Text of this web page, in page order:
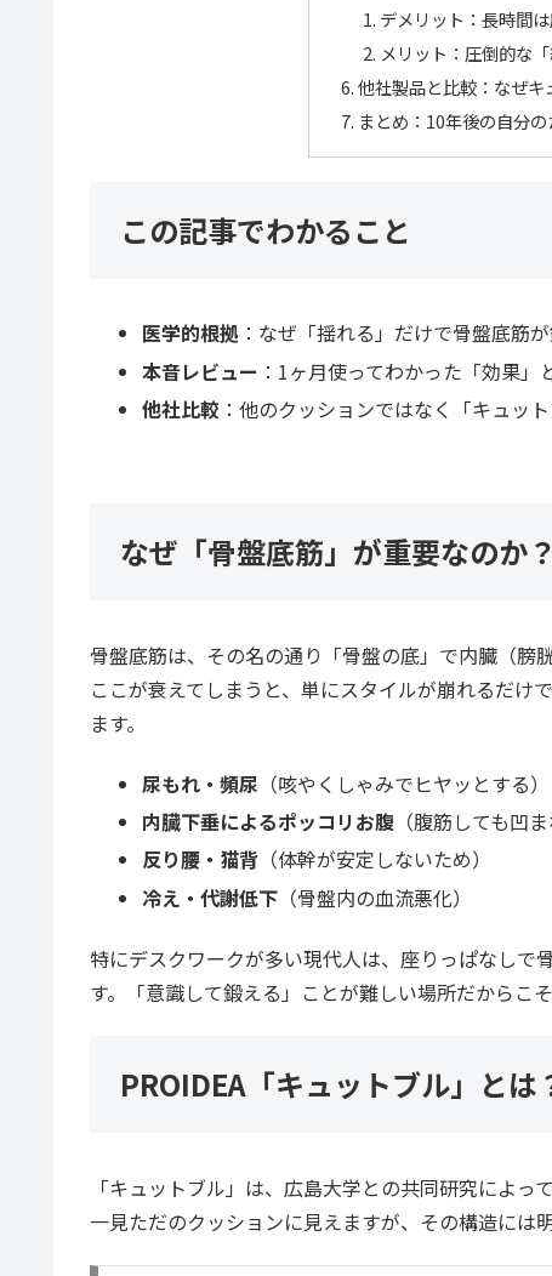
デメリット：長時間
メリット：圧倒的な
他社製品と比較：なぜキ
まとめ：10年後の自分
この記事でわかること
医学的根拠 ：なぜ「揺れる」だけで骨盤底筋
本音レビュー ：1ヶ月使ってわかった「効果」
他社比較 ：他のクッションではなく「キュッ
なぜ「骨盤底筋」が重要なのか
骨盤底筋は、その名の通り「骨盤の底」で内臓（膀
ここが衰えてしまうと、単にスタイルが崩れるだけ
ます。
尿もれ・頻尿 （咳やくしゃみでヒヤッとする）
内臓下垂によるポッコリお腹 （腹筋しても凹ま
反り腰・猫背 （体幹が安定しないため）
冷え・代謝低下 （骨盤内の血流悪化）
特にデスクワークが多い現代人は、座りっぱなしで
す。「意識して鍛える」ことが難しい場所だからこ
PROIDEA「キュットブル」と
「キュットブル」は、広島大学との共同研究によっ
一見ただのクッションに見えますが、その構造には